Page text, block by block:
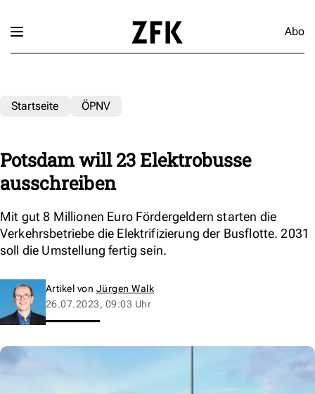
Abo
Startseite ÖPNV
Potsdam will 23 Elektrobusse
ausschreiben
Mit gut 8 Millionen Euro Fördergeldern starten die
Verkehrsbetriebe die Elektrifizierung der Busflotte. 2031
soll die Umstellung fertig sein.
Artikel von Jürgen Walk
26.07.2023, 09:03 Uhr